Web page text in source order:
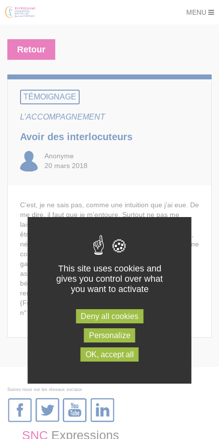
MENU
Retour
TÉMOIGNAGE
L’ACCOMPAGNEMENT
Avoir des interlocuteurs
Anonyme
20 mars 2018
C’est, je ne sais pas, comme une intuition que j’ai eue. De
me dire, il faut que je m’entoure. Surtout ne pas me
laisser piéger. J’avais peur de me renfermer, et ça peut
être catastrophique. C’était une précaution, plus que ça,
nécessaire. Il se trouve que déjà à Pôle Emploi j’ai eu une
conseillère très disponible et à l’écoute. Ce n’est pas
gagné quand même. Et j’ai pris contact avec (une
association) dont on m’avait parlé. Ça, ça s’appelle
bétonner (rires). Voilà, j’ai construit cette espèce de
rempart autour de moi.
(Femme, 33 ans, baccalauréat, 26 mois de chômage,
n°S14).
Suivez-nous sur les réseaux sociaux
SNC Expressions
This site uses cookies and
gives you control over what
you want to activate
Deny all cookies
Personalize
OK, accept all